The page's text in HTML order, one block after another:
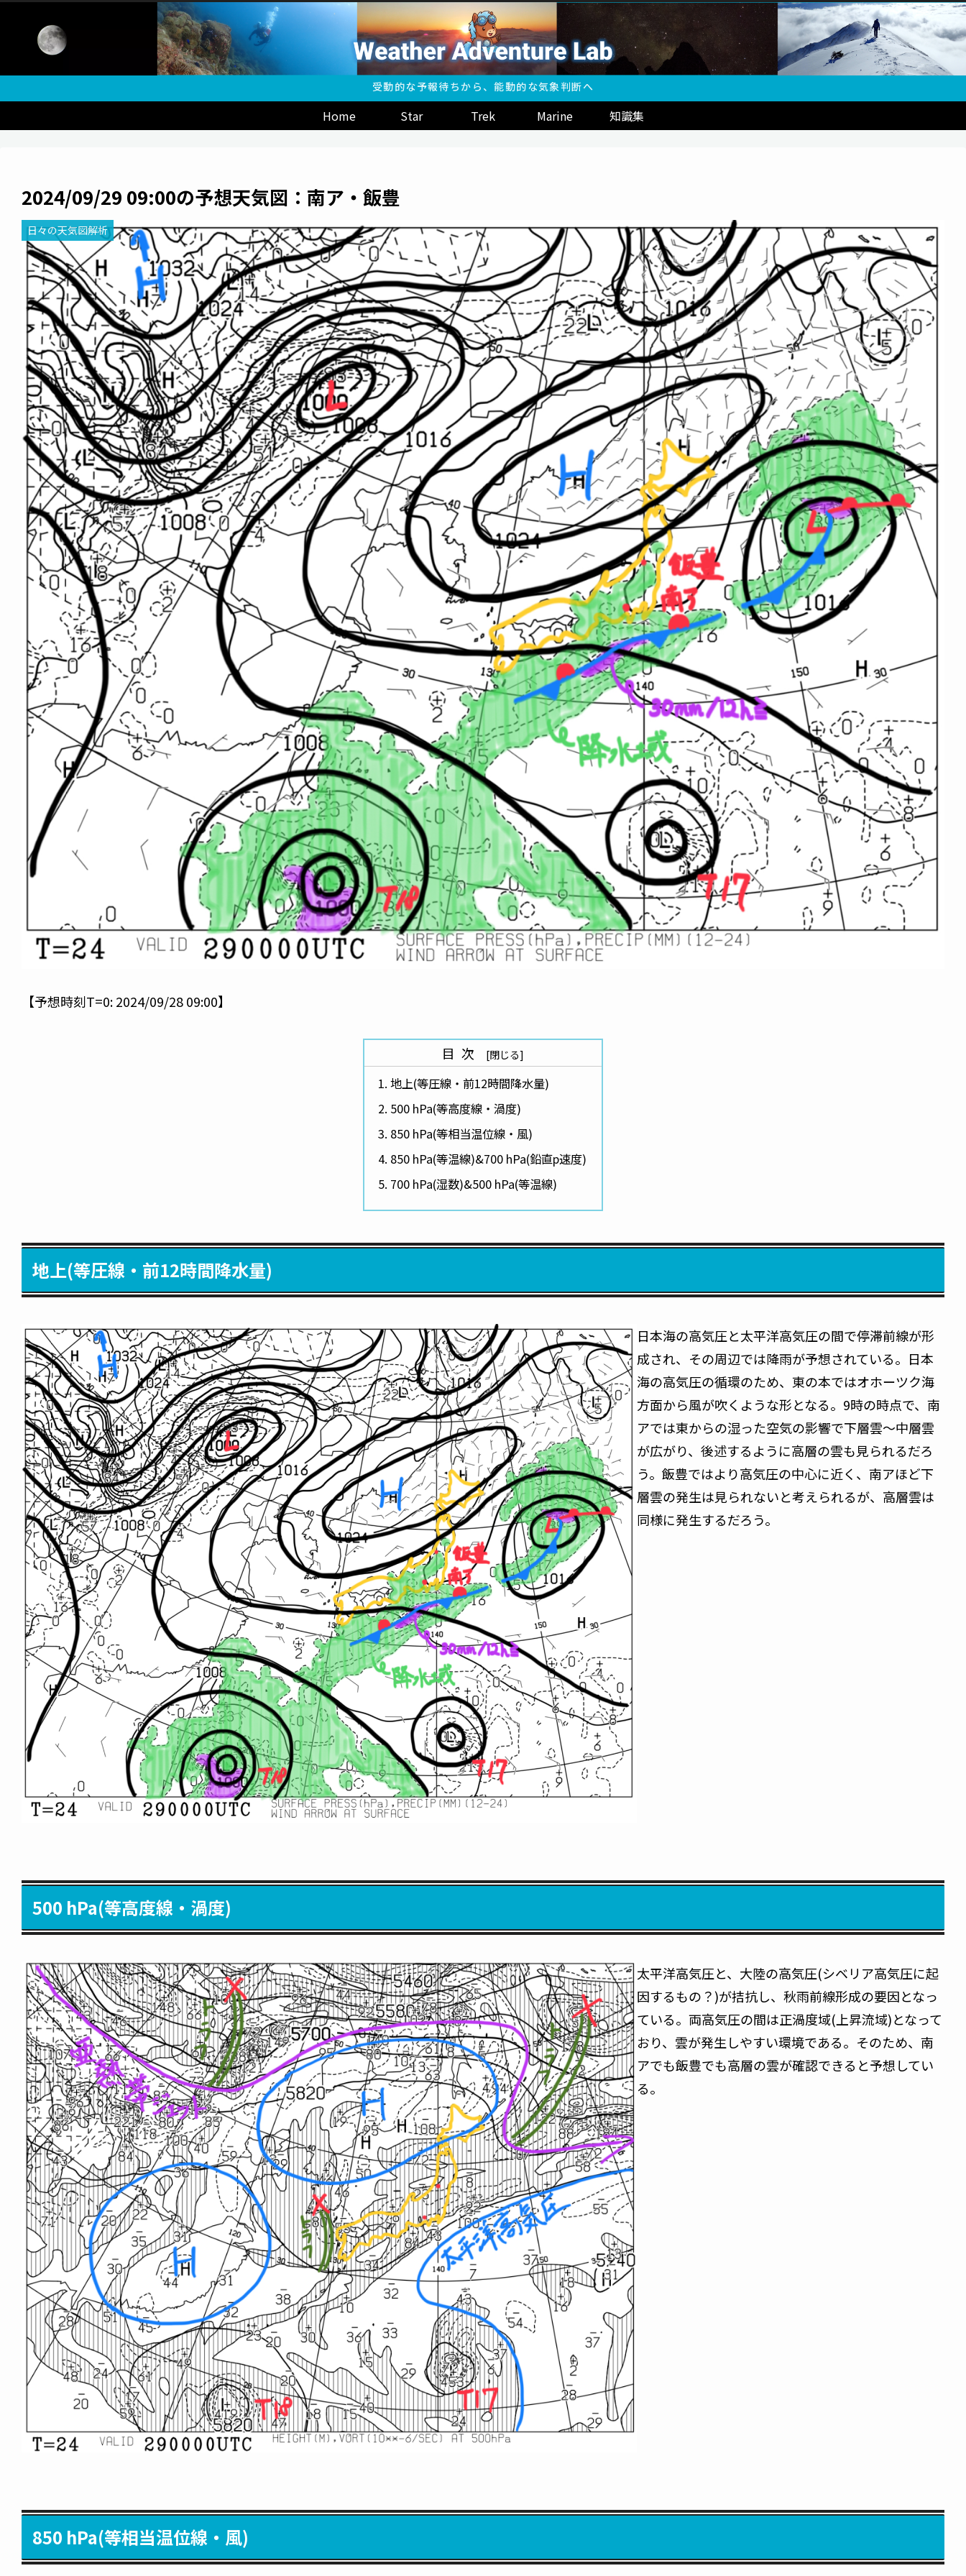
受動的な予報待ちから、能動的な気象判断へ
Home Star Trek Marine 知識集
2024/09/29 09:00の予想天気図：南ア・飯豊
日々の天気図解析
【予想時刻T=0: 2024/09/28 09:00】
目次
地上(等圧線・前12時間降水量)
500 hPa(等高度線・渦度)
850 hPa(等相当温位線・風)
850 hPa(等温線)&700 hPa(鉛直p速度)
700 hPa(湿数)&500 hPa(等温線)
地上(等圧線・前12時間降水量)
日本海の高気圧と太平洋高気圧の間で停滞前線が形
成され、その周辺では降雨が予想されている。日本
海の高気圧の循環のため、東の本ではオホーツク海
方面から風が吹くような形となる。9時の時点で、南
アでは東からの湿った空気の影響で下層雲～中層雲
が広がり、後述するように高層の雲も見られるだろ
う。飯豊ではより高気圧の中心に近く、南アほど下
層雲の発生は見られないと考えられるが、高層雲は
同様に発生するだろう。
500 hPa(等高度線・渦度)
太平洋高気圧と、大陸の高気圧(シベリア高気圧に起
因するもの？)が拮抗し、秋雨前線形成の要因となっ
ている。両高気圧の間は正渦度域(上昇流域)となって
おり、雲が発生しやすい環境である。そのため、南
アでも飯豊でも高層の雲が確認できると予想してい
る。
850 hPa(等相当温位線・風)